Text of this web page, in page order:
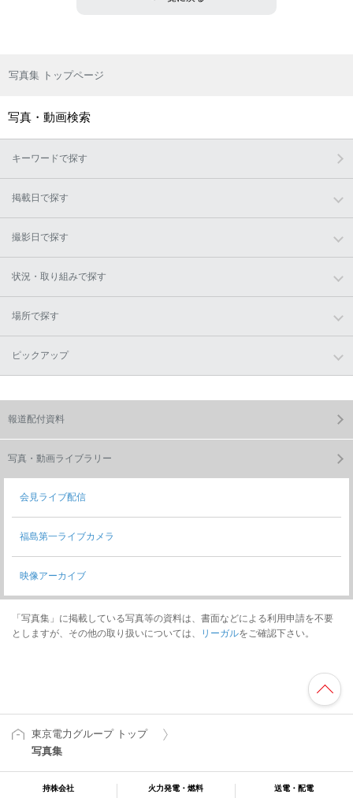
写真集 トップページ
写真・動画検索
キーワードで探す
掲載日で探す
撮影日で探す
状況・取り組みで探す
場所で探す
ピックアップ
報道配付資料
写真・動画ライブラリー
会見ライブ配信
福島第一ライブカメラ
映像アーカイブ
「写真集」に掲載している写真等の資料は、書面などによる利用申請を不要
としますが、その他の取り扱いについては、
リーガルをご確認下さい。
東京電力グループ トップ
写真集
持株会社 火力発電・燃料 送電・配電